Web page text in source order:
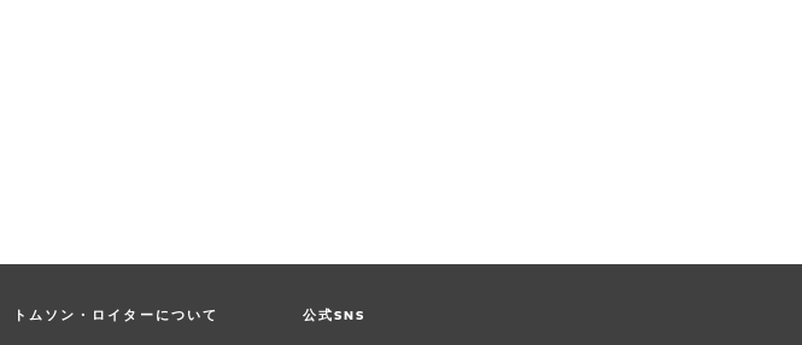
トムソン・ロイターについて 公式SNS